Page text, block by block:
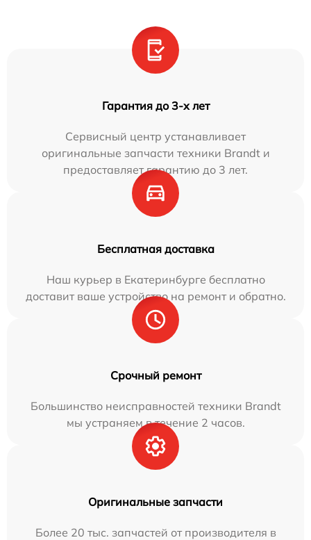
Гарантия до 3-х лет
Сервисный центр устанавливает
оригинальные запчасти техники Brandt и
предоставляет гарантию до 3 лет.
Бесплатная доставка
Наш курьер в Екатеринбурге бесплатно
доставит ваше устройство на ремонт и обратно.
Срочный ремонт
Большинство неисправностей техники Brandt
мы устраняем в течение 2 часов.
Оригинальные запчасти
Более 20 тыс. запчастей от производителя в